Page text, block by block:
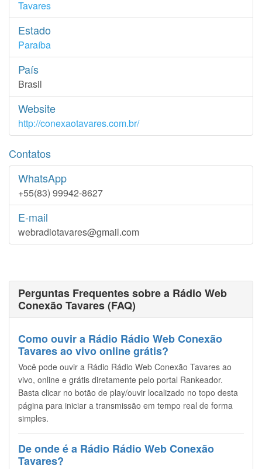
Tavares
Estado
Paraíba
País
Brasil
Website
http://conexaotavares.com.br/
Contatos
WhatsApp
+55(83) 99942-8627
E-mail
webradiotavares@gmail.com
Perguntas Frequentes sobre a Rádio Web
Conexão Tavares (FAQ)
Como ouvir a Rádio Rádio Web Conexão
Tavares ao vivo online grátis?
Você pode ouvir a Rádio Rádio Web Conexão Tavares ao
vivo, online e grátis diretamente pelo portal Rankeador.
Basta clicar no botão de play/ouvir localizado no topo desta
página para iniciar a transmissão em tempo real de forma
simples.
De onde é a Rádio Rádio Web Conexão
Tavares?